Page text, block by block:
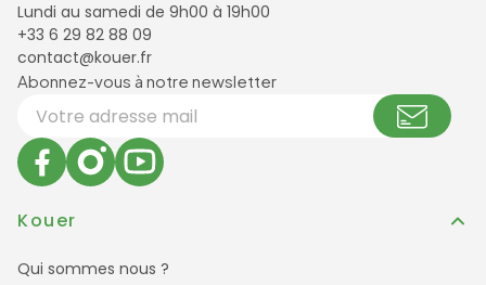
Lundi au samedi de 9h00 à 19h00
+33 6 29 82 88 09
contact@kouer.fr
Newsletter et réseaux sociaux
Abonnez-vous à notre newsletter
Votre adresse email
Kouer
Qui sommes nous ?